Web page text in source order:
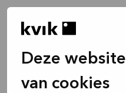
Deze
van cookies